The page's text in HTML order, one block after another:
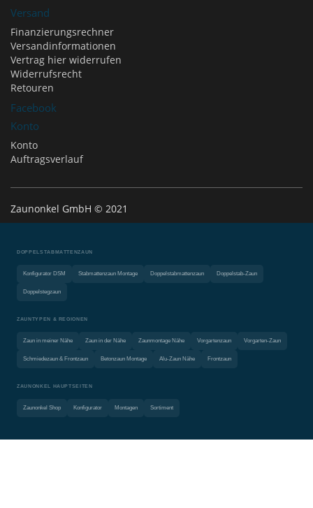
Versand
Finanzierungsrechner
Versandinformationen
Vertrag hier widerrufen
Widerrufsrecht
Retouren
Facebook
Konto
Konto
Auftragsverlauf
Zaunonkel GmbH © 2021
DOPPELSTABMATTENZAUN
Konfigurator DSM Stabmattenzaun Montage Doppelstabmattenzaun Doppelstab-Zaun
Doppelstegzaun
ZAUNTYPEN & REGIONEN
Zaun in meiner Nähe Zaun in der Nähe Zaunmontage Nähe Vorgartenzaun Vorgarten-Zaun
Schmiedezaun & Frontzaun Betonzaun Montage Alu-Zaun Nähe Frontzaun
ZAUNONKEL HAUPTSEITEN
Zaunonkel Shop Konfigurator Montagen Sortiment